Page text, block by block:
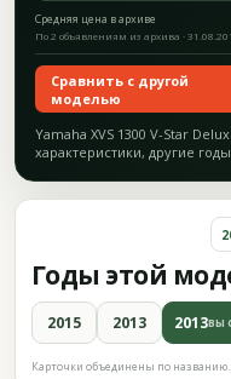
Средняя цена в архиве
По 2 объявлениям из архива ·
Сравнить с другой
моделью
Yamaha XVS 1300 V-Star
характеристики, другие
Годы этой
2015 2013 2013ВЫ
Карточки объединены по